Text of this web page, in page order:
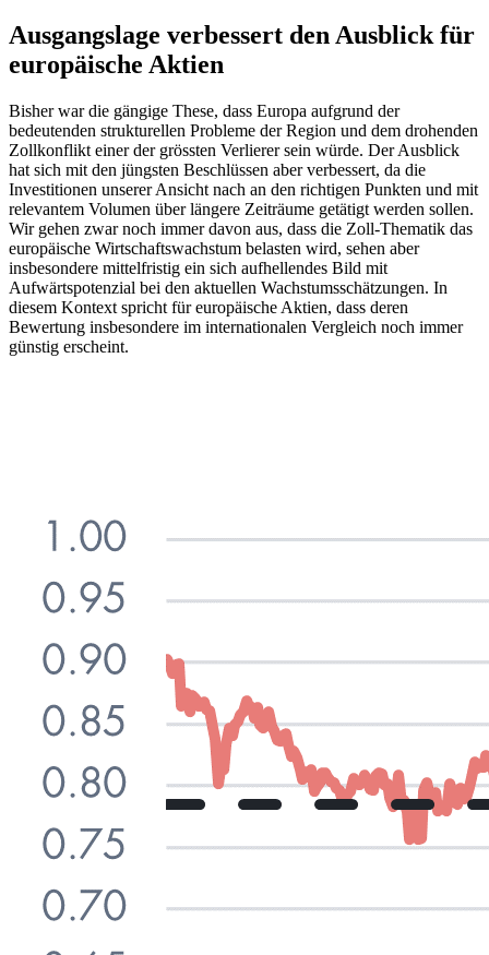
Ausgangslage verbessert den Ausblick für
europäische Aktien
Bisher war die gängige These, dass Europa aufgrund der
bedeutenden strukturellen Probleme der Region und dem drohenden
Zollkonflikt einer der grössten Verlierer sein würde. Der Ausblick
hat sich mit den jüngsten Beschlüssen aber verbessert, da die
Investitionen unserer Ansicht nach an den richtigen Punkten und mit
relevantem Volumen über längere Zeiträume getätigt werden sollen.
Wir gehen zwar noch immer davon aus, dass die Zoll-Thematik das
europäische Wirtschaftswachstum belasten wird, sehen aber
insbesondere mittelfristig ein sich aufhellendes Bild mit
Aufwärtspotenzial bei den aktuellen Wachstumsschätzungen. In
diesem Kontext spricht für europäische Aktien, dass deren
Bewertung insbesondere im internationalen Vergleich noch immer
günstig erscheint.